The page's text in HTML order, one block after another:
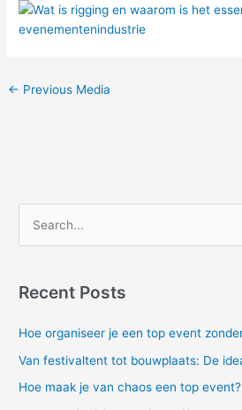
← Previous Media
r
o
Recent Posts
Hoe organiseer je een top event
Van festivaltent tot bouwplaats: De
Hoe maak je van chaos een top event?